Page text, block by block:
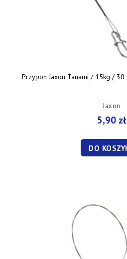
Przypon Jaxon Tanami / 15kg / 30
Jaxon
5,90 zł
DO